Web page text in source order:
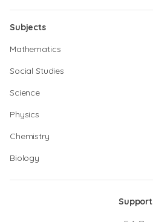
Subjects
Mathematics
Social Studies
Science
Physics
Chemistry
Biology
Support